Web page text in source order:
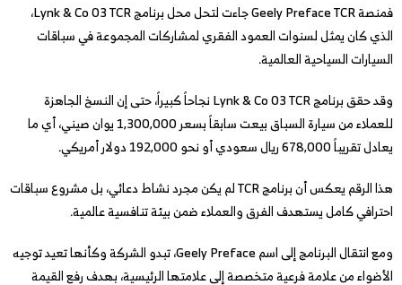
فمنصة Geely Preface TCR جاءت لتحل محل برنامج Lynk & Co 03 TCR،
الذي كان يمثل لسنوات العمود الفقري لمشاركات المجموعة في سباقات
السيارات السياحية العالمية.
وقد حقق برنامج Lynk & Co 03 TCR نجاحاً كبيراً، حتى إن النسخ الجاهزة
للعملاء من سيارة السباق بيعت سابقاً بسعر 1,300,000 يوان صيني، أي ما
يعادل تقريباً 678,000 ريال سعودي أو نحو 192,000 دولار أمريكي.
هذا الرقم يعكس أن برنامج TCR لم يكن مجرد نشاط دعائي، بل مشروع سباقات
احترافي كامل يستهدف الفرق والعملاء ضمن بيئة تنافسية عالمية.
ومع انتقال البرنامج إلى اسم Geely Preface، تبدو الشركة وكأنها تعيد توجيه
الأضواء من علامة فرعية متخصصة إلى علامتها الرئيسية، بهدف رفع القيمة